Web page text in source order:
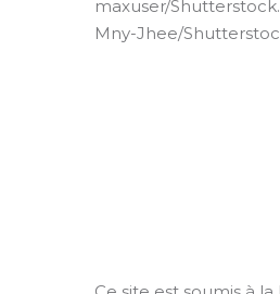
maxuser/
Mny-Jhee/